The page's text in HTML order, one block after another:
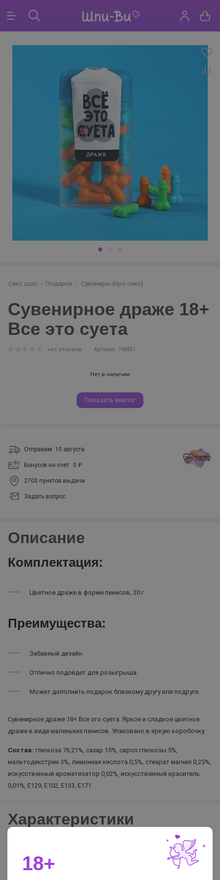
Секс шоп Подарки Сувениры (про секс)
Сувенирное драже 18+
Все это суета
нет отзывов Артикул: 790851
Нет в наличии
Показать аналог
Отправим: 10 августа
Бонусов на счет: 0 ₽
2700 пунктов выдачи
Задать вопрос
Описание
Комплектация:
Цветное драже в форме пенисов, 20 г
Преимущества:
Забавный дизайн.
Отлично подойдет для розыгрыша.
Может дополнить подарок близкому другу или подруге.
Сувенирное драже 18+ Все это суета. Яркое и сладкое цветное
драже в виде маленьких пенисов. Упаковано в яркую коробочку.
Состав: глюкоза 76,21%, сахар 15%, сироп глюкозы 5%,
мальтодекстрин 3%, лимонная кислота 0,5%, стеарат магния 0,25%,
искусственный ароматизатор 0,02%, искусственный краситель
0,01%, Е129, Е102, Е133, Е171
Характеристики
Россия
Торговая марка
Фабрика страсти
18+